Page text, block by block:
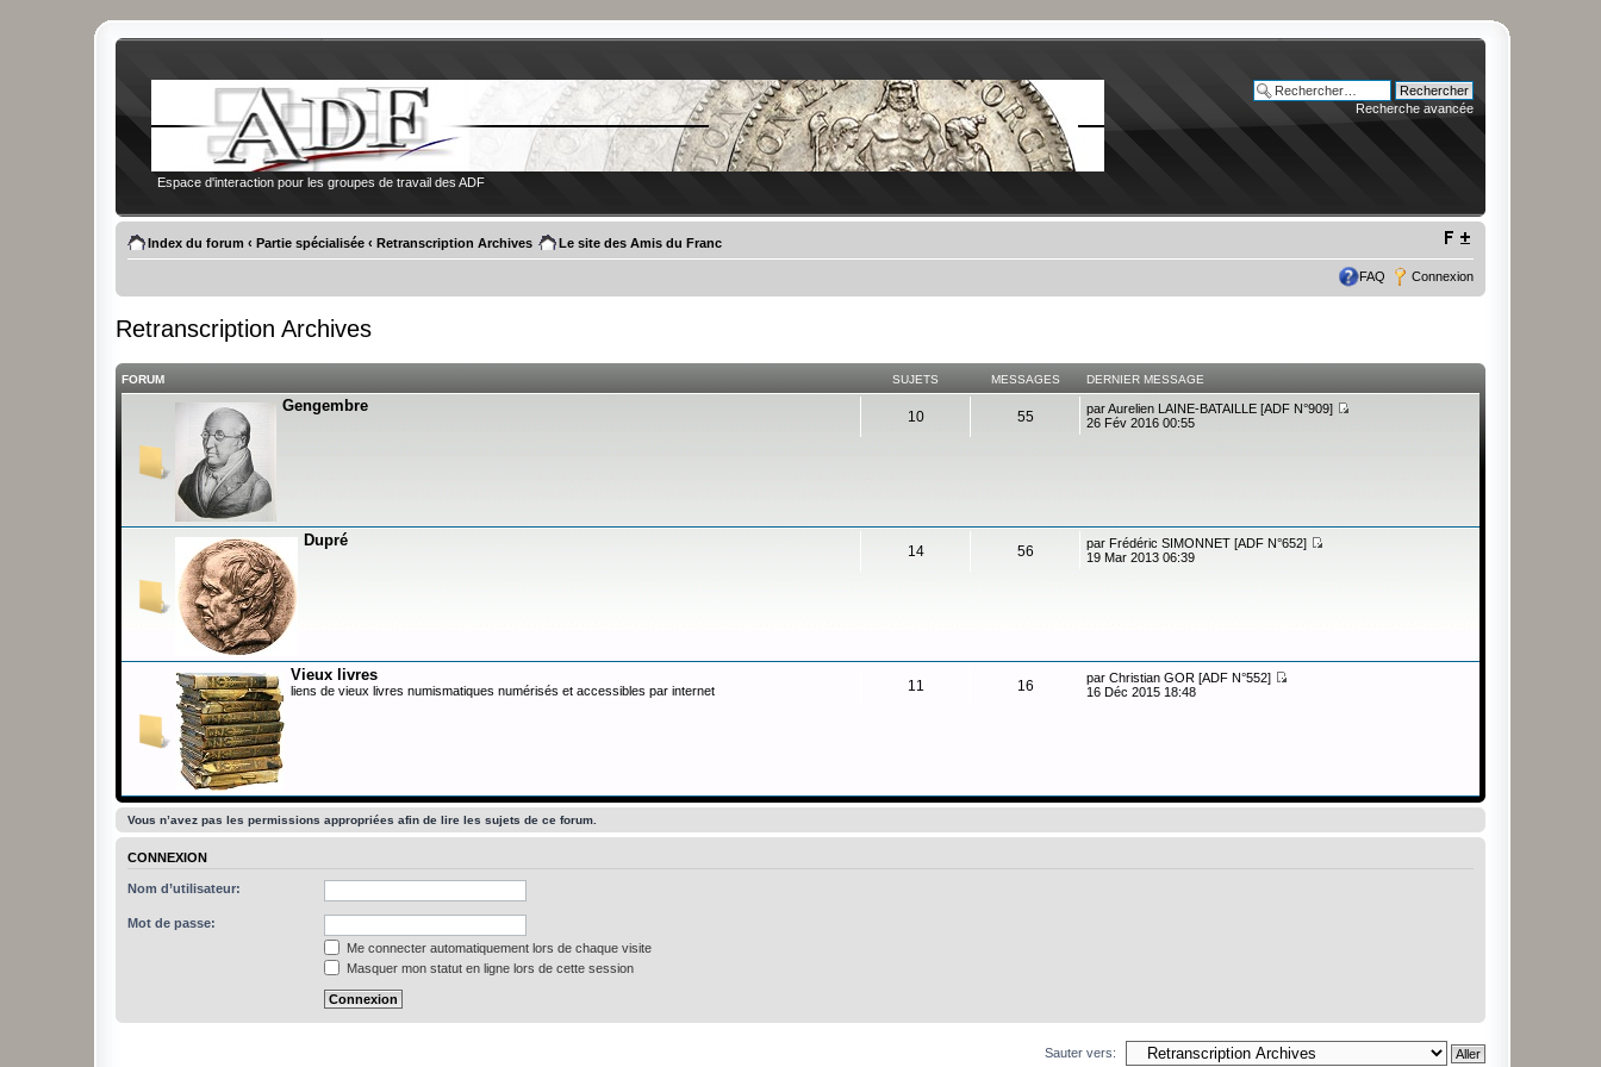
Espace d'interaction pour les groupes de travail des ADF
Recherche avancée
Index du forum ‹ Partie spécialisée ‹ Retranscription Archives Le site des Amis du Franc
FAQ Connexion
Retranscription Archives
FORUM SUJETS MESSAGES DERNIER MESSAGE
Gengembre
10 55 parAurelien LAINE-BATAILLE [ADF N°909]
26 Fév 2016 00:55
Dupré
14 56 par Frédéric SIMONNET [ADF N°652]
19 Mar 2013 06:39
Vieux livres
liens de vieux livres numismatiques numérisés et accessibles par internet 11 16 parChristian GOR [ADF N°552]
16 Déc 2015 18:48
Vous n’avez pas les permissions appropriées afin de lire les sujets de ce forum.
CONNEXION
Nom d’utilisateur:
Mot de passe:
Me connecter automatiquement lors de chaque visite
Masquer mon statut en ligne lors de cette session
Sauter vers: